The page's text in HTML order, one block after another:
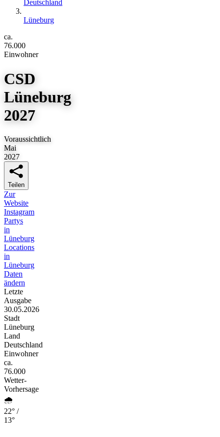
Deutschland
Lüneburg
ca.
76.000
Einwohner
CSD
Lüneburg
2027
Voraussichtlich
Mai
2027
Teilen
Zur
Website
Instagram
Partys
in
Lüneburg
Locations
in
Lüneburg
Daten
ändern
Letzte
Ausgabe
30.05.2026
Stadt
Lüneburg
Land
Deutschland
Einwohner
ca.
76.000
Wetter-
Vorhersage
🌧️
22° /
13°